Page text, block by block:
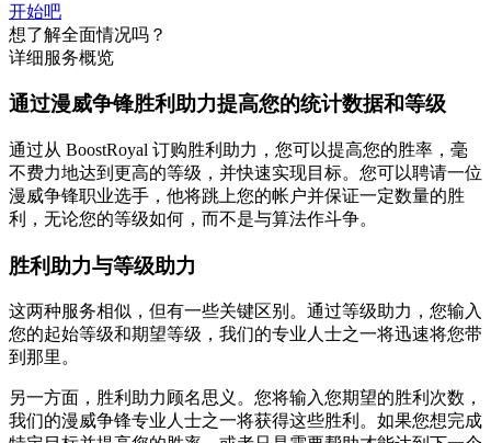
开始吧
想了解全面情况吗？
详细服务概览
通过漫威争锋胜利助力提高您的统计数据和等级
通过从 BoostRoyal 订购胜利助力，您可以提高您的胜率，毫
不费力地达到更高的等级，并快速实现目标。您可以聘请一位
漫威争锋职业选手，他将跳上您的帐户并保证一定数量的胜
利，无论您的等级如何，而不是与算法作斗争。
胜利助力与等级助力
这两种服务相似，但有一些关键区别。通过等级助力，您输入
您的起始等级和期望等级，我们的专业人士之一将迅速将您带
到那里。
另一方面，胜利助力顾名思义。您将输入您期望的胜利次数，
我们的漫威争锋专业人士之一将获得这些胜利。如果您想完成